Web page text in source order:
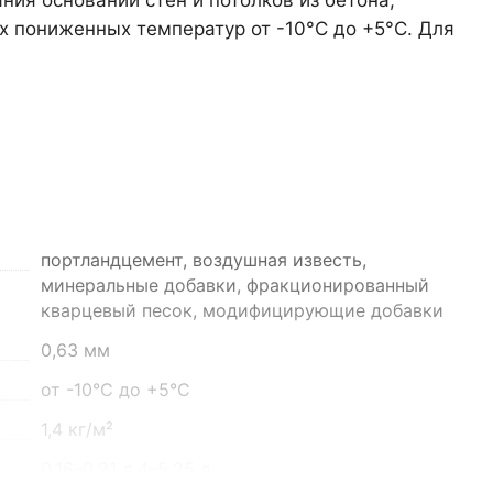
село Преображенка, улица Ленинская, 75
Н8 (вывеска "Мир кирпича")
пониженных температур от -10°С до +5°С. Для
портландцемент, воздушная известь,
минеральные добавки, фракционированный
кварцевый песок, модифицирующие добавки
0,63 мм
от -10°С до +5°С
1,4 кг/м²